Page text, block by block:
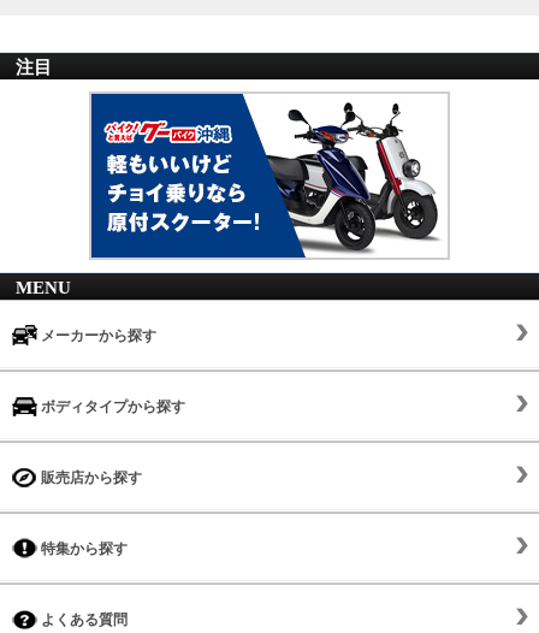
注目
MENU
メーカーから探す
ボディタイプから探す
販売店から探す
特集から探す
よくある質問